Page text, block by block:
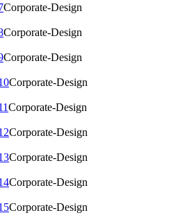
Corporate-Design
Corporate-Design
Corporate-Design
Corporate-Design
Corporate-Design
Corporate-Design
Corporate-Design
Corporate-Design
Corporate-Design